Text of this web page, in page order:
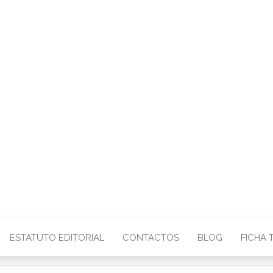
ESTATUTO EDITORIAL CONTACTOS BLOG FICHA